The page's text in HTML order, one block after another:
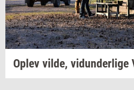
Oplev vilde, vi­dun­der­li­ge